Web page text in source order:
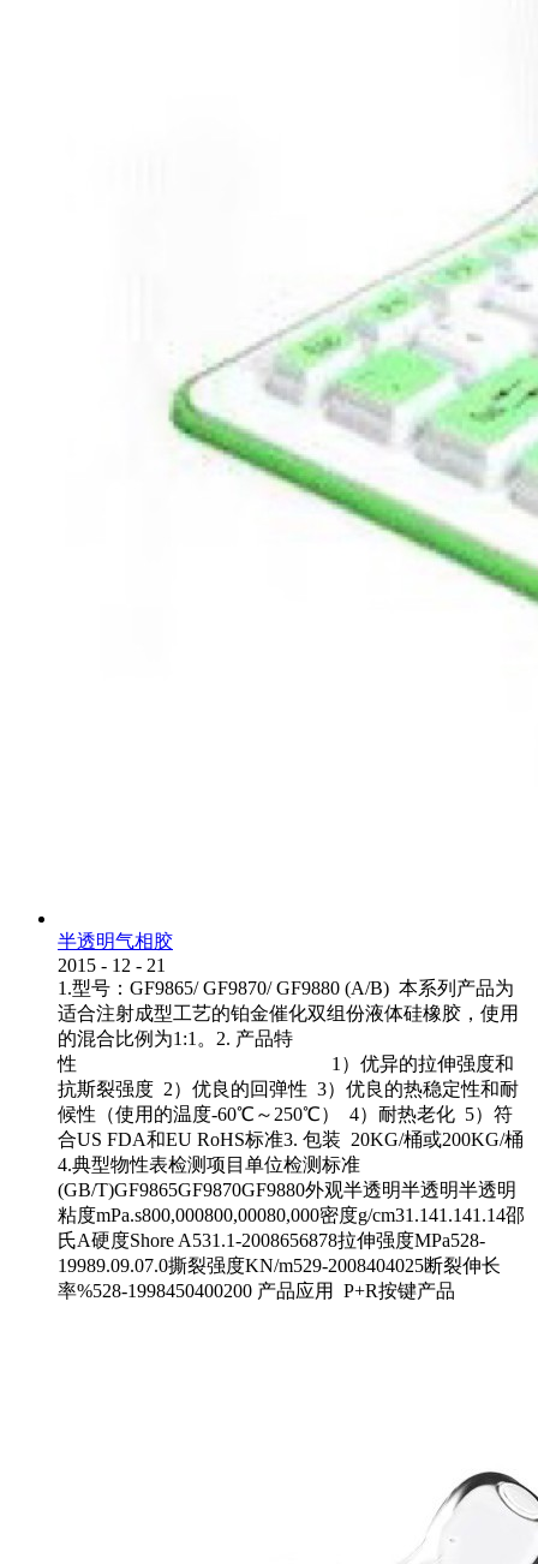
半透明气相胶
2015 - 12 - 21
1.型号：GF9865/ GF9870/ GF9880 (A/B) 本系列产品为
适合注射成型工艺的铂金催化双组份液体硅橡胶，使用
的混合比例为1:1。2. 产品特
性 1）优异的拉伸强度和
抗斯裂强度 2）优良的回弹性 3）优良的热稳定性和耐
候性（使用的温度-60℃～250℃） 4）耐热老化 5）符
合US FDA和EU RoHS标准3. 包装 20KG/桶或200KG/桶
4.典型物性表检测项目单位检测标准
(GB/T)GF9865GF9870GF9880外观半透明半透明半透明
粘度mPa.s800,000800,00080,000密度g/cm31.141.141.14邵
氏A硬度Shore A531.1-2008656878拉伸强度MPa528-
19989.09.07.0撕裂强度KN/m529-2008404025断裂伸长
率%528-1998450400200 产品应用 P+R按键产品